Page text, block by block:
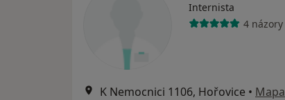
Internista
4 názory
K Nemocnici 1106, Hořovice • Mapa